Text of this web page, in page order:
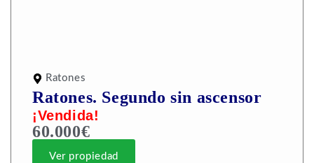
Ratones
Ratones. Segundo sin ascensor
¡Vendida!
60.000€
Ver propiedad